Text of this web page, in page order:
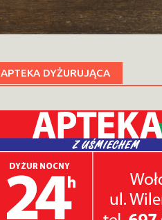
APTEKA DYŻURUJĄCA